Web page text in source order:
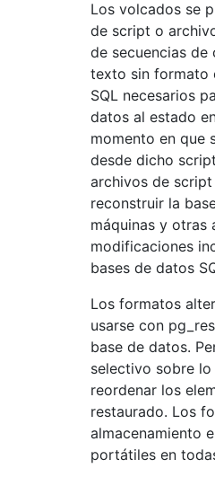
Los volcados se
de script o
de secuencias de
texto sin formato
SQL necesarios
datos al estado
momento en que
desde dicho
archivos de
reconstruir la
máquinas y otras
modificaciones
bases de datos
Los formatos
usarse con
base de datos.
selectivo sobre
reordenar los
restaurado. Los
almacenamiento
portátiles en